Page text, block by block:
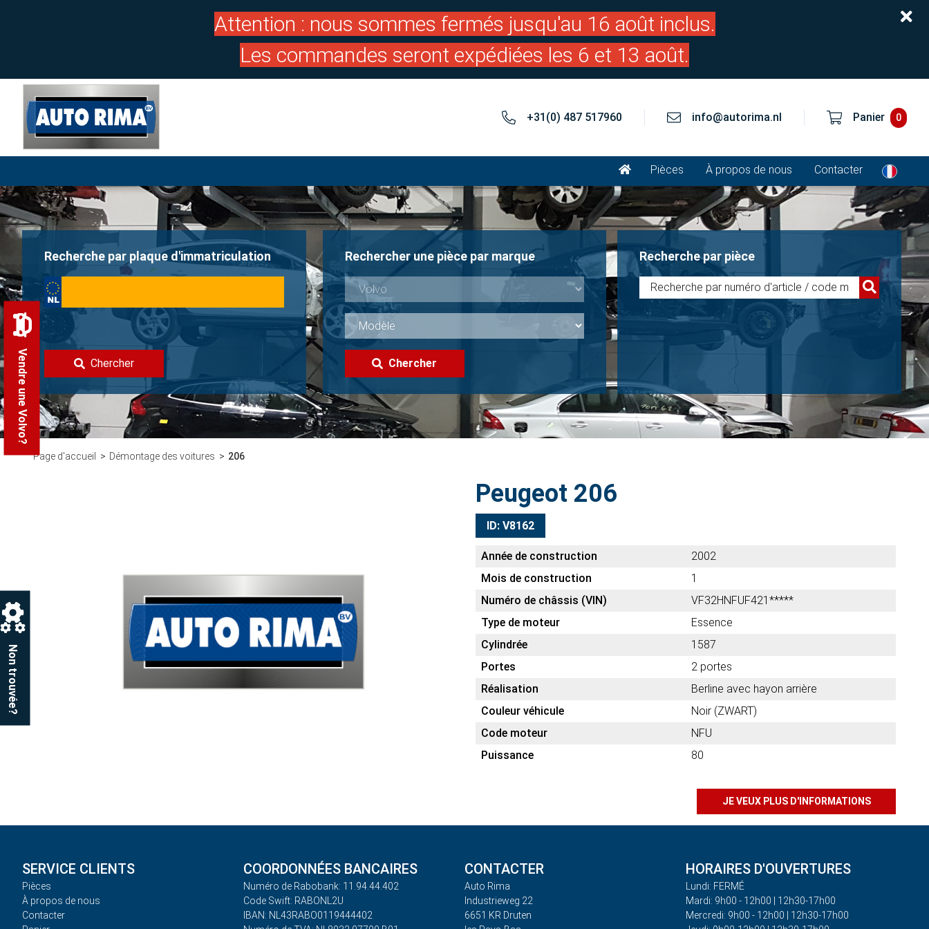
Attention : nous sommes fermés jusqu'au 16 août inclus.
Les commandes seront expédiées les 6 et 13 août.
+31(0) 487 517960 info@autorima.nl Panier 0
Pièces À propos de nous Contacter
Recherche par plaque d'immatriculation
Chercher
Rechercher une pièce par marque
Chercher
Recherche par pièce
Page d'accueil Démontage des voitures 206
Peugeot 206
ID: V8162
Année de construction
2002
Mois de construction
1
Numéro de châssis (VIN)
VF32HNFUF421*****
Type de moteur
Essence
Cylindrée
1587
Portes
2 portes
Réalisation
Berline avec hayon arrière
Couleur véhicule
Noir (ZWART)
Code moteur
NFU
Puissance
80
JE VEUX PLUS D'INFORMATIONS
SERVICE CLIENTS
Pièces
À propos de nous
Contacter
COORDONNÉES BANCAIRES
Numéro de Rabobank: 11.94.44.402
Code Swift: RABONL2U
IBAN: NL43RABO0119444402
CONTACTER
Auto Rima
Industrieweg 22
6651 KR Druten
HORAIRES D'OUVERTURES
Lundi: FERMÉ
Mardi: 9h00 - 12h00 | 12h30-17h00
Mercredi: 9h00 - 12h00 | 12h30-17h00
Vendre une Volvo?
Non trouvée?